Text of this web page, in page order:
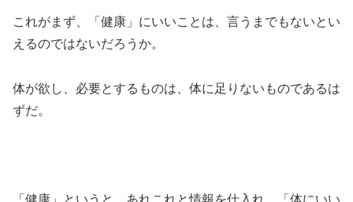
これがまず、「健康」にいいことは、言うまでもないとい
えるのではないだろうか。
体が欲し、必要とするものは、体に足りないものであるは
ずだ。